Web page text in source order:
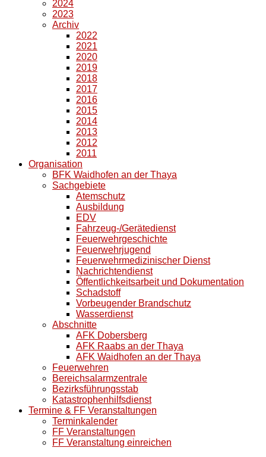
2024
2023
Archiv
2022
2021
2020
2019
2018
2017
2016
2015
2014
2013
2012
2011
Organisation
BFK Waidhofen an der Thaya
Sachgebiete
Atemschutz
Ausbildung
EDV
Fahrzeug-/Gerätedienst
Feuerwehrgeschichte
Feuerwehrjugend
Feuerwehrmedizinischer Dienst
Nachrichtendienst
Öffentlichkeitsarbeit und Dokumentation
Schadstoff
Vorbeugender Brandschutz
Wasserdienst
Abschnitte
AFK Dobersberg
AFK Raabs an der Thaya
AFK Waidhofen an der Thaya
Feuerwehren
Bereichsalarmzentrale
Bezirksführungsstab
Katastrophenhilfsdienst
Termine & FF Veranstaltungen
Terminkalender
FF Veranstaltungen
FF Veranstaltung einreichen